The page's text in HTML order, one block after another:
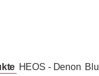
HEOS - Denon